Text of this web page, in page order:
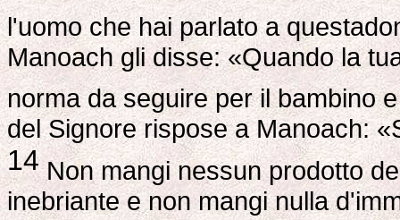
l'uomo che hai parlato a
Manoach gli disse: «Quando la
norma da seguire per il bambino
del Signore rispose a Manoach:
14Non mangi nessun prodotto
inebriante e non mangi nulla